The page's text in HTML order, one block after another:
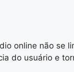
online não se
do usuário e